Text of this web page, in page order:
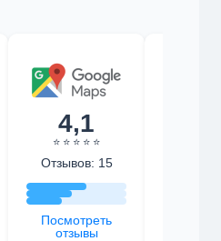
4,1
⭐ ⭐ ⭐ ⭐ ⭐
Отзывов: 15
Посмотреть
отзывы